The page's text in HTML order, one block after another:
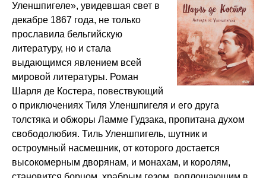
2:01:00
Легенда об Уленшпигеле и Ламме Гудзаке, об
их доблестных, забавных и достославных
деяниях_10
1:51:58
Легенда об Уленшпигеле и Ламме Гудзаке, об
их доблестных, забавных и достославных
деяниях_11
2:26:50
Легенда об Уленшпигеле и Ламме Гудзаке, об
их доблестных, забавных и достославных
1:31:13
Легенда об Уленшпигеле и Ламме Гудзаке, об
их доблестных, забавных и достославных
деяниях_13
Уленшпигеле», увидевшая свет в
декабре 1867 года, не только
прославила бельгийскую
литературу, но и стала
выдающимся явлением всей
мировой литературы. Роман
Шарля де Костера, повествующий
о приключениях Тиля Уленшпигеля и его друга
толстяка и обжоры Ламме Гудзака, пропитана духом
свободолюбия. Тиль Уленшпигель, шутник и
остроумный насмешник, от которого достается
высокомерным дворянам, и монахам, и королям,